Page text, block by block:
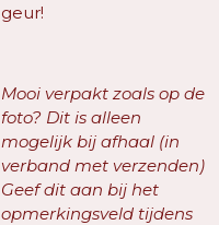
geur!
Mooi verpakt zoals op de
foto? Dit is alleen
mogelijk bij afhaal (in
verband met verzenden)
Geef dit aan bij het
opmerkingsveld tijdens